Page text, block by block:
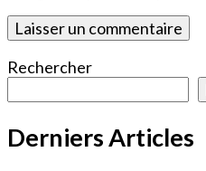
Rechercher
Derniers Articles